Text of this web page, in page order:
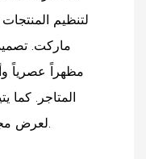
لتنظيم
ماركت.
مظهراً عصرياً
المتاجر. كما